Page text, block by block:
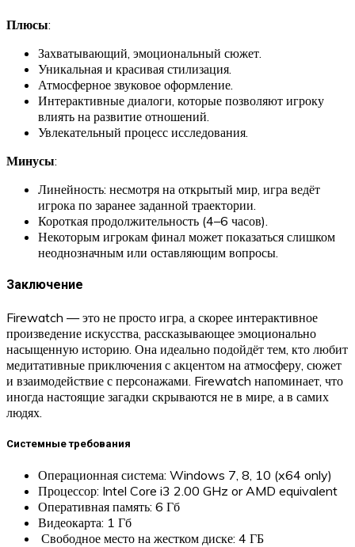
Плюсы:
Захватывающий, эмоциональный сюжет.
Уникальная и красивая стилизация.
Атмосферное звуковое оформление.
Интерактивные диалоги, которые позволяют игроку
влиять на развитие отношений.
Увлекательный процесс исследования.
Минусы:
Линейность: несмотря на открытый мир, игра ведёт
игрока по заранее заданной траектории.
Короткая продолжительность (4–6 часов).
Некоторым игрокам финал может показаться слишком
неоднозначным или оставляющим вопросы.
Заключение
Firewatch — это не просто игра, а скорее интерактивное
произведение искусства, рассказывающее эмоционально
насыщенную историю. Она идеально подойдёт тем, кто любит
медитативные приключения с акцентом на атмосферу, сюжет
и взаимодействие с персонажами. Firewatch напоминает, что
иногда настоящие загадки скрываются не в мире, а в самих
людях.
Системные требования
Операционная система: Windows 7, 8, 10 (x64 only)
Процессор: Intel Core i3 2.00 GHz or AMD equivalent
Оперативная память: 6 Гб
Видеокарта: 1 Гб
Свободное место на жестком диске: 4 ГБ